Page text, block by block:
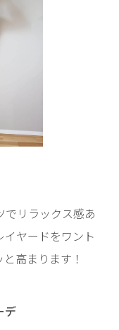
リラックス感あ
ヤードをワント
高まります！
デ